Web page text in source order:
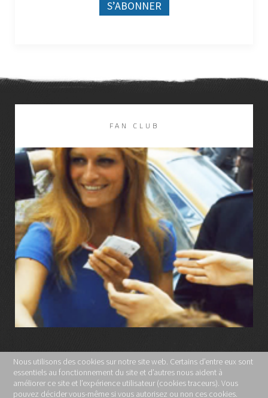
FAN CLUB
LIRE LA SUITE
MENTIONS LÉGALES
POLITIQUE DE CONFIDENTIALITÉ
Nous utilisons des cookies sur notre site web. Certains d’entre eux sont
essentiels au fonctionnement du site et d’autres nous aident à
améliorer ce site et l’expérience utilisateur (cookies traceurs). Vous
pouvez décider vous-même si vous autorisez ou non ces cookies.